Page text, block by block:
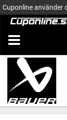
Cuponline använder